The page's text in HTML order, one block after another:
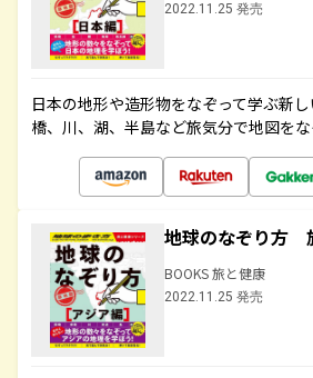
2022.11.25 発売
日本の地形や造形物をなぞって学ぶ新
橋、川、湖、半島など旅気分で地図を
地球のなぞり方
BOOKS 旅と健康
2022.11.25 発売